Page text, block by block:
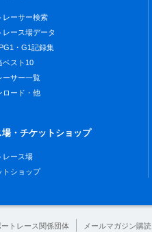
レーサー検索
レース場データ
・G1記録集
ベスト10
ーサー一覧
ロード・他
・チケットショップ
レース場
トショップ
ートレース関係団体 メールマガジン購読